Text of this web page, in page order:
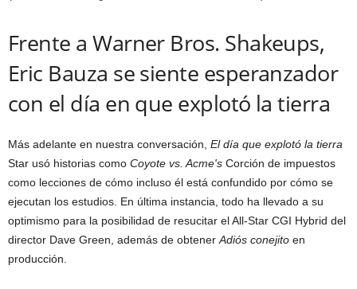
Frente a Warner Bros. Shakeups,
Eric Bauza se siente esperanzador
con el día en que explotó la tierra
Más adelante en nuestra conversación, El día que explotó la tierra
Star usó historias como Coyote vs. Acme's Corción de impuestos
como lecciones de cómo incluso él está confundido por cómo se
ejecutan los estudios. En última instancia, todo ha llevado a su
optimismo para la posibilidad de resucitar el All-Star CGI Hybrid del
director Dave Green, además de obtener Adiós conejito en
producción.